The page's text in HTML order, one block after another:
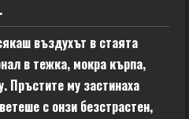
въздухът в стаята
в тежка, мокра кърпа,
Пръстите му застинаха
с онзи безстрастен,